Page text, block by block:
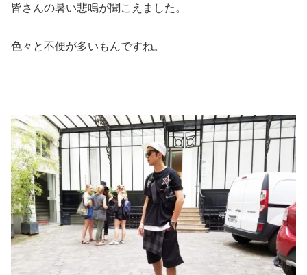
皆さんの暑い悲鳴が聞こえました。
色々と不便が多いもんですね。